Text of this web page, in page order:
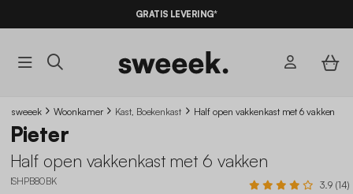
GRATIS LEVERING*
sweeek Woonkamer Kast, Boekenkast Half open vakkenkast met 6 vakken
Pieter
Half open vakkenkast met 6 vakken
ISHPB80BK 3.9 (14)